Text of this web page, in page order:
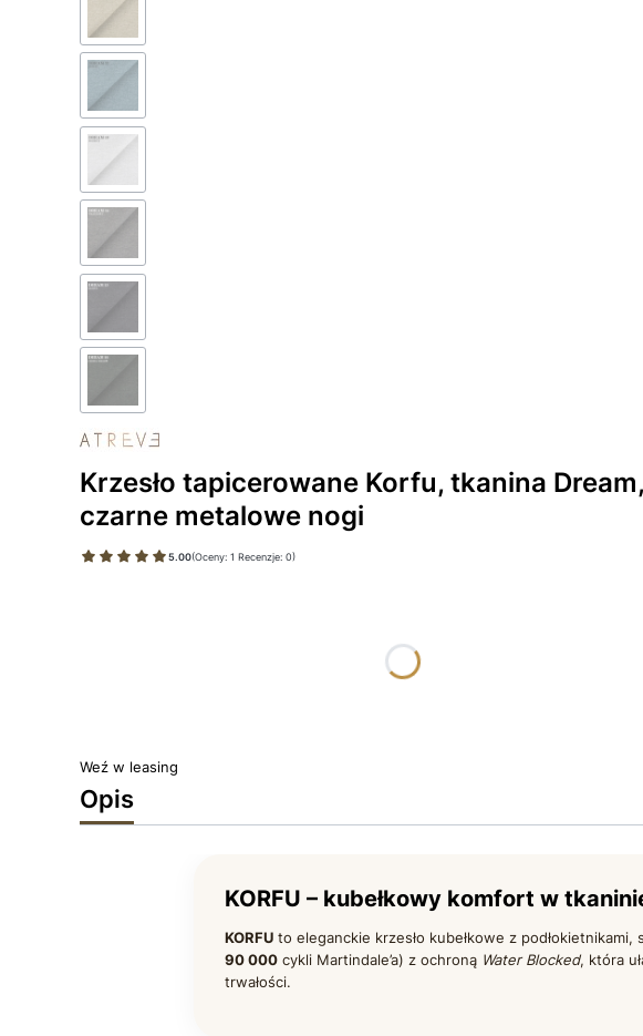
Krzesło tapicerowane Korfu, tkanina Dream,
czarne metalowe nogi
5.00(Oceny: 1 Recenzje: 0)
Weź w leasing
Opis
KORFU – kubełkowy komfort w
KORFUto eleganckie krzesło kubełkowe z
90 000cykli Martindale’a) z ochroną Water Blocked, która
trwałości.